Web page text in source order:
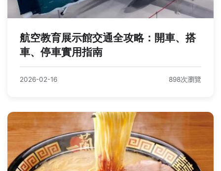
航空教育展示館交通全攻略：開車、搭
車、停車實用指南
2026-02-16 898次瀏覽